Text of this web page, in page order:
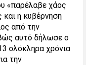
«παρέλαβε χάος
η κυβέρνηση
από την
αυτό δήλωσε ο
ολόκληρα χρόνια
την